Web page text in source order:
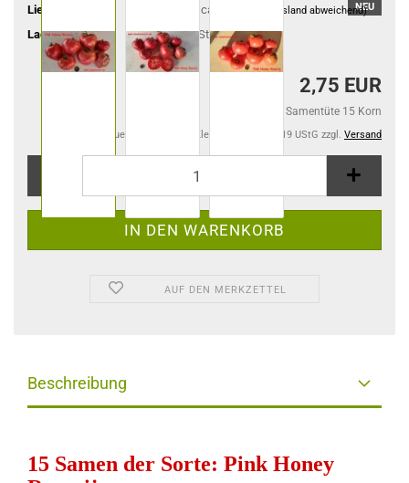
NEU
Lieferzeit: ca. 4-6 Tage (Ausland abweichend)
Lagerbestand: 2Stück
2,75 EUR
2,75 EUR pro Samentüte 15 Korn
Kein Steuerausweis gem. Kleinuntern.-Reg. §19 UStG zzgl. Versand
AUF DEN MERKZETTEL
Beschreibung
15 Samen der Sorte: Pink Honey